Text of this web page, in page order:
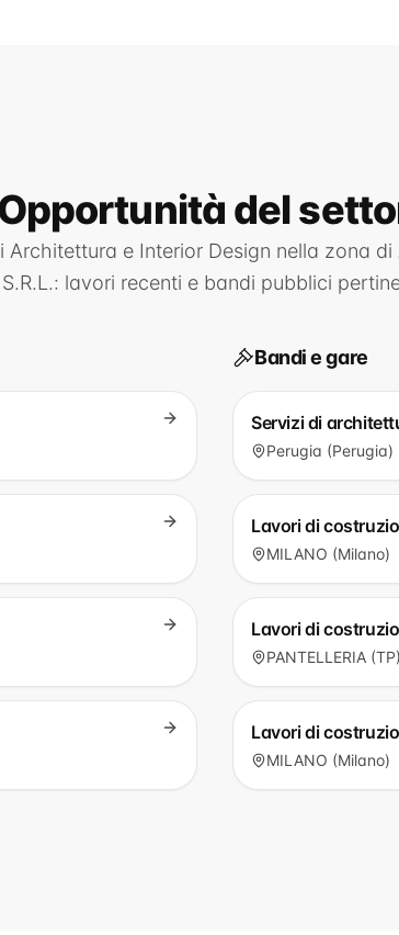
del
Architettura e Interior Design nella zona di
S.R.L.: lavori recenti e bandi pubblici
Bandi e gare
Servizi di
Perugia (Perugia)
Lavori di
MILANO (Milano)
Lavori di
PANTELLERIA
Lavori di
MILANO (Milano)